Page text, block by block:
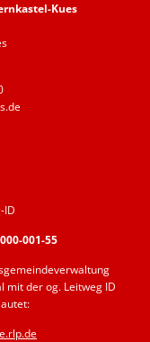
Kues
ID
001-55
mit der og. Leitweg ID